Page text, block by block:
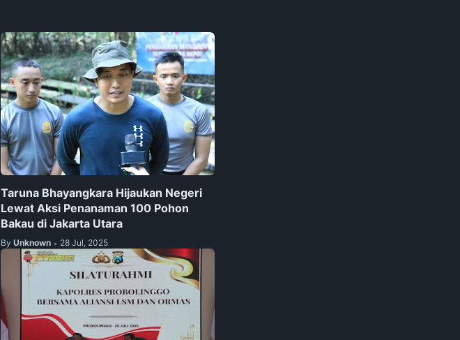
Taruna Bhayangkara Hijaukan Negeri
Lewat Aksi Penanaman 100 Pohon
Bakau di Jakarta Utara
By Unknown • 28 Jul, 2025